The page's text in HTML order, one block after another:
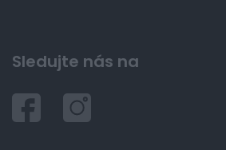
Sledujte nás na